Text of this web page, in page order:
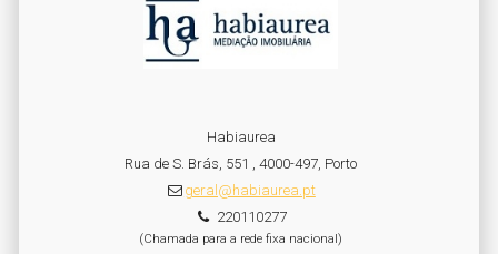
Habiaurea
Rua de S. Brás, 551 , 4000-497, Porto
geral@habiaurea.pt
220110277
(Chamada para a rede fixa nacional)